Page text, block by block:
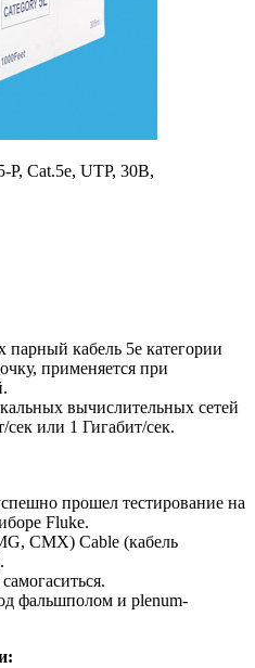
P, Cat.5e, UTP, 30В,
кабель 5e категории
применяется при
вычислительных сетей
или 1 Гигабит/сек.
прошел тестирование на
Fluke.
CMX) Cable (кабель
фальшполом и plenum-